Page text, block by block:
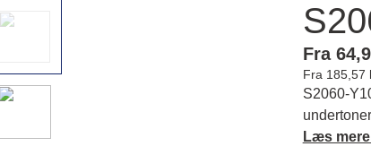
Fra
Fra 185,57
S2060-
rum og
Læs